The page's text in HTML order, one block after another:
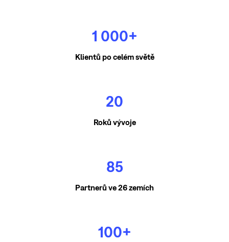
1 000+
Klientů po celém světě
20
Roků vývoje
85
Partnerů ve 26 zemích
100+